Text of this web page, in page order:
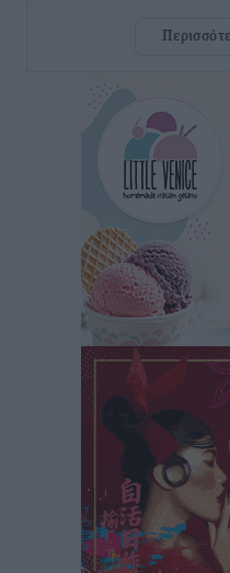
δεν υπάρχουν
πριν 2 ώρες
Στον Άγιο Νικόλαο
ανανεωμένο
Lions Χάλκης
Τοπικές Ειδήσεις• πριν 2 ώρες
Ρόδος: «Βουλιάζει»
επιβάτες και 55
Τοπικές Ειδήσεις πριν 2
Γ’ Εθνική Κατηγορία:
αγωνιστικών της
πριν 7 ώρες
Συνελήφθησαν δύο
πελατών